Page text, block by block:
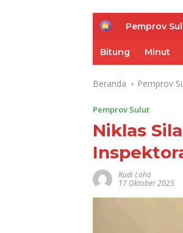
H
e
Pemprov
Bitung Minut
Beranda Pemprov
Pemprov Sulut
Niklas
Rudi Loho
17 Oktober 2025